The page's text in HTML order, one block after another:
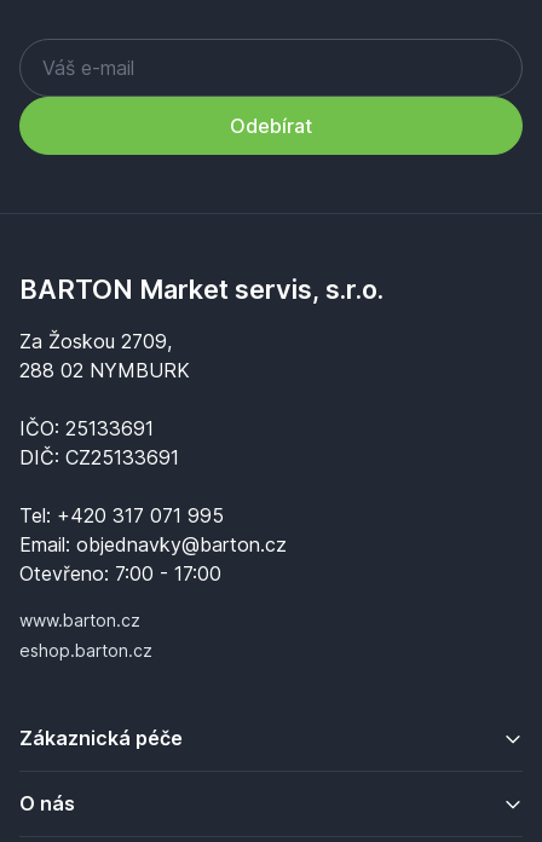
Odebírat
BARTON Market servis, s.r.o.
Za Žoskou 2709,
288 02 NYMBURK
IČO: 25133691
DIČ: CZ25133691
Tel: +420 317 071 995
Email: objednavky@barton.cz
Otevřeno: 7:00 - 17:00
www.barton.cz
eshop.barton.cz
Zákaznická péče
O nás